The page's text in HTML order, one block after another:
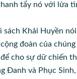
tẩy nó với lửa
Khải Huyền
đoàn của
cho sự dữ chiến
Đanh và Phục